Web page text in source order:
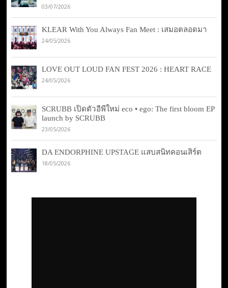
03/07/2026
KLEAR With You Always Fan Meet : เสมอตลอดมา
24/05/2026
LOVE OUT LOUD FAN FEST 2026 : HEART RACE
24/05/2026
SCRUBB เปิดตัวอีพีใหม่ eco • ego: The first bloom EP
launch by SCRUBB
23/05/2026
DA ENDORPHINE UPSTAGE แสบสนิทคอนเสิร์ต
18/05/2026